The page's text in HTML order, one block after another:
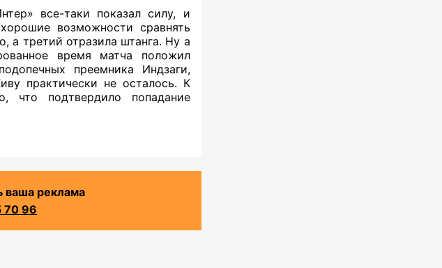
все-таки показал силу, и
возможности сравнять
а третий отразила штанга. Ну а
время матча положил
преемника Индзаги,
практически не осталось. К
подтвердило попадание
ваша реклама
70 96